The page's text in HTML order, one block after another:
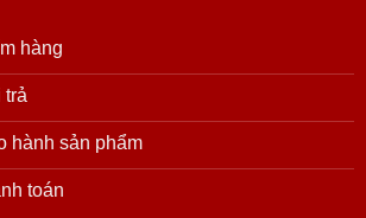
hàng
trả
hành sản phẩm
toán